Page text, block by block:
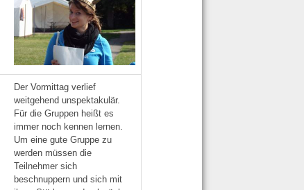
Der Vormittag verlief
weitgehend unspektakulär.
Für die Gruppen heißt es
immer noch kennen lernen.
Um eine gute Gruppe zu
werden müssen die
Teilnehmer sich
beschnuppern und sich mit